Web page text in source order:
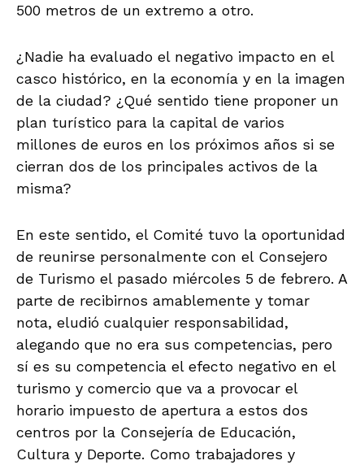
500 metros de un extremo a otro.
¿Nadie ha evaluado el negativo impacto en el
casco histórico, en la economía y en la imagen
de la ciudad? ¿Qué sentido tiene proponer un
plan turístico para la capital de varios
millones de euros en los próximos años si se
cierran dos de los principales activos de la
misma?
En este sentido, el Comité tuvo la oportunidad
de reunirse personalmente con el Consejero
de Turismo el pasado miércoles 5 de febrero. A
parte de recibirnos amablemente y tomar
nota, eludió cualquier responsabilidad,
alegando que no era sus competencias, pero
sí es su competencia el efecto negativo en el
turismo y comercio que va a provocar el
horario impuesto de apertura a estos dos
centros por la Consejería de Educación,
Cultura y Deporte. Como trabajadores y